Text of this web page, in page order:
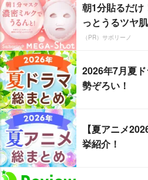
朝1分貼るだけ
っとうるツヤ肌
（PR）サボリーノ
2026年7月夏
勢ぞろい！
【夏アニメ
挙紹介！